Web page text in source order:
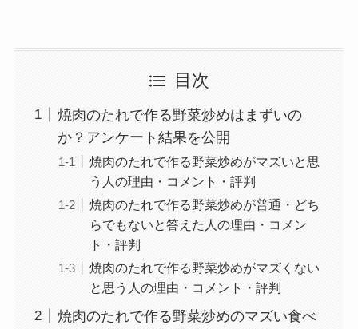
目次
焼肉のたれで作る野菜炒めはまずいの
か？アンケート結果を公開
焼肉のたれで作る野菜炒めがマズいと思
う人の理由・コメント・評判
焼肉のたれで作る野菜炒めが普通・どち
らでもないと答えた人の理由・コメン
ト・評判
焼肉のたれで作る野菜炒めがマズくない
と思う人の理由・コメント・評判
焼肉のたれで作る野菜炒めのマズい食べ